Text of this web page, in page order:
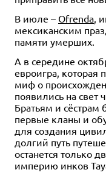
В июле – Ofrenda,
мексиканским
памяти умерших.
А в середине
евроигра, которая
миф о
появились на свет
Братьям и сёстрам
первые кланы и
для создания
долгий путь
останется только
империю инков